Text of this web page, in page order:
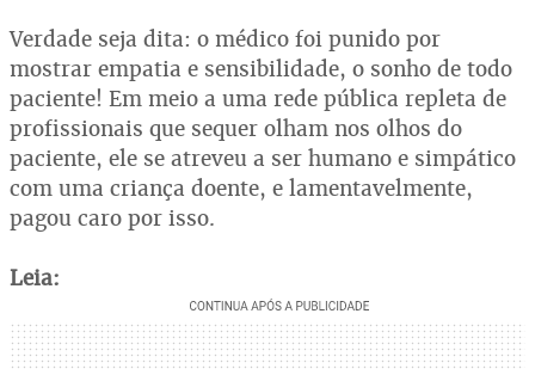
Verdade seja dita: o médico foi punido por
mostrar empatia e sensibilidade, o sonho de todo
paciente! Em meio a uma rede pública repleta de
profissionais que sequer olham nos olhos do
paciente, ele se atreveu a ser humano e simpático
com uma criança doente, e lamentavelmente,
pagou caro por isso.
Leia: